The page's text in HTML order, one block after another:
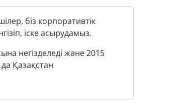
біз корпоративтік
іске асырудамыз.
негізделеді және 2015
Қазақстан